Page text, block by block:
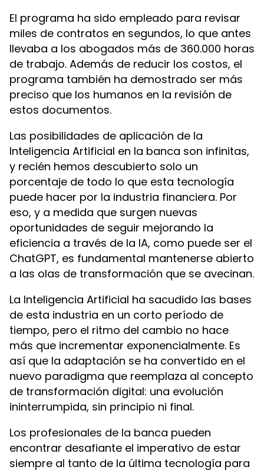
El programa ha sido empleado para revisar
miles de contratos en segundos, lo que antes
llevaba a los abogados más de 360.000 horas
de trabajo. Además de reducir los costos, el
programa también ha demostrado ser más
preciso que los humanos en la revisión de
estos documentos.
Las posibilidades de aplicación de la
Inteligencia Artificial en la banca son infinitas,
y recién hemos descubierto solo un
porcentaje de todo lo que esta tecnología
puede hacer por la industria financiera. Por
eso, y a medida que surgen nuevas
oportunidades de seguir mejorando la
eficiencia a través de la IA, como puede ser el
ChatGPT, es fundamental mantenerse abierto
a las olas de transformación que se avecinan.
La Inteligencia Artificial ha sacudido las bases
de esta industria en un corto período de
tiempo, pero el ritmo del cambio no hace
más que incrementar exponencialmente. Es
así que la adaptación se ha convertido en el
nuevo paradigma que reemplaza al concepto
de transformación digital: una evolución
ininterrumpida, sin principio ni final.
Los profesionales de la banca pueden
encontrar desafiante el imperativo de estar
siempre al tanto de la última tecnología para